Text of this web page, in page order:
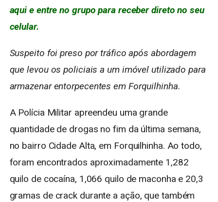
aqui e entre no grupo para receber direto no seu
celular.
Suspeito foi preso por tráfico após abordagem
que levou os policiais a um imóvel utilizado para
armazenar entorpecentes em Forquilhinha.
A Polícia Militar apreendeu uma grande
quantidade de drogas no fim da última semana,
no bairro Cidade Alta, em Forquilhinha. Ao todo,
foram encontrados aproximadamente 1,282
quilo de cocaína, 1,066 quilo de maconha e 20,3
gramas de crack durante a ação, que também